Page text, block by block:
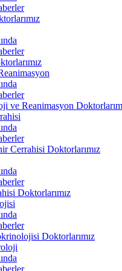
ve Reanimasyon
Cerrahisi Doktorlarımız
Doktorlarımız
Doktorlarımız